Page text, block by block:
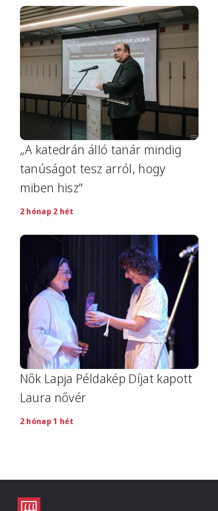
Image
„A katedrán álló tanár mindig
tanúságot tesz arról, hogy
miben hisz”
2 hónap 2 hét
Image
Nők Lapja Példakép Díjat kapott
Laura nővér
2 hónap 1 hét